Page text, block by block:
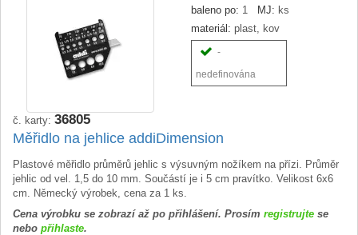
baleno po: 1 MJ: ks
materiál: plast, kov
-
nedefinována
č. karty: 36805
Měřidlo na jehlice addiDimension
Plastové měřidlo průměrů jehlic s výsuvným nožíkem na přízi. Průměr
jehlic od vel. 1,5 do 10 mm. Součástí je i 5 cm pravítko. Velikost 6x6
cm. Německý výrobek, cena za 1 ks.
Cena výrobku se zobrazí až po přihlášení. Prosím registrujte se
nebo přihlaste.